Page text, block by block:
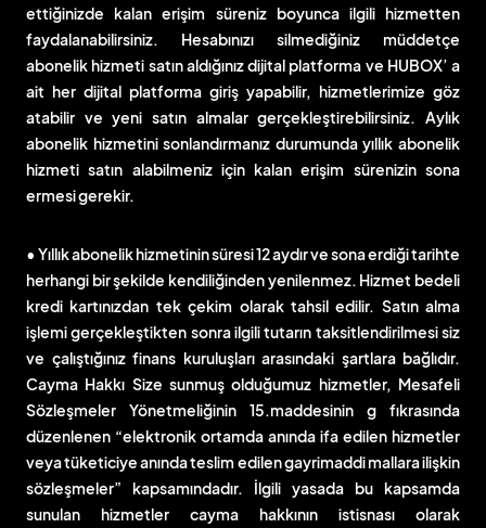
ettiğinizde kalan erişim süreniz boyunca ilgili hizmetten
faydalanabilirsiniz. Hesabınızı silmediğiniz müddetçe
abonelik hizmeti satın aldığınız dijital platforma ve HUBOX’ a
ait her dijital platforma giriş yapabilir, hizmetlerimize göz
atabilir ve yeni satın almalar gerçekleştirebilirsiniz. Aylık
abonelik hizmetini sonlandırmanız durumunda yıllık abonelik
hizmeti satın alabilmeniz için kalan erişim sürenizin sona
ermesi gerekir.
• Yıllık abonelik hizmetinin süresi 12 aydır ve sona erdiği tarihte
herhangi bir şekilde kendiliğinden yenilenmez. Hizmet bedeli
kredi kartınızdan tek çekim olarak tahsil edilir. Satın alma
işlemi gerçekleştikten sonra ilgili tutarın taksitlendirilmesi siz
ve çalıştığınız finans kuruluşları arasındaki şartlara bağlıdır.
Cayma Hakkı Size sunmuş olduğumuz hizmetler, Mesafeli
Sözleşmeler Yönetmeliğinin 15.maddesinin g fıkrasında
düzenlenen “elektronik ortamda anında ifa edilen hizmetler
veya tüketiciye anında teslim edilen gayrimaddi mallara ilişkin
sözleşmeler” kapsamındadır. İlgili yasada bu kapsamda
sunulan hizmetler cayma hakkının istisnası olarak